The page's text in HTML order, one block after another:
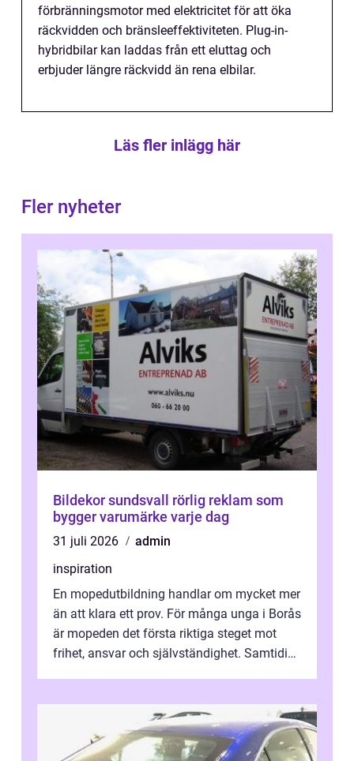
förbränningsmotor med elektricitet för att öka
räckvidden och bränsleeffektiviteten. Plug-in-
hybridbilar kan laddas från ett eluttag och
erbjuder längre räckvidd än rena elbilar.
Läs fler inlägg här
Fler nyheter
Bildekor sundsvall rörlig reklam som
bygger varumärke varje dag
31 juli 2026
admin
inspiration
En mopedutbildning handlar om mycket mer
än att klara ett prov. För många unga i Borås
är mopeden det första riktiga steget mot
frihet, ansvar och självständighet. Samtidigt